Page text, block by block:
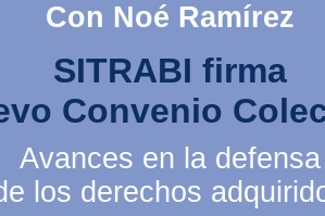
Con Noé Ramírez
SITRABI firma
Convenio
Avances en la defensa
los derechos